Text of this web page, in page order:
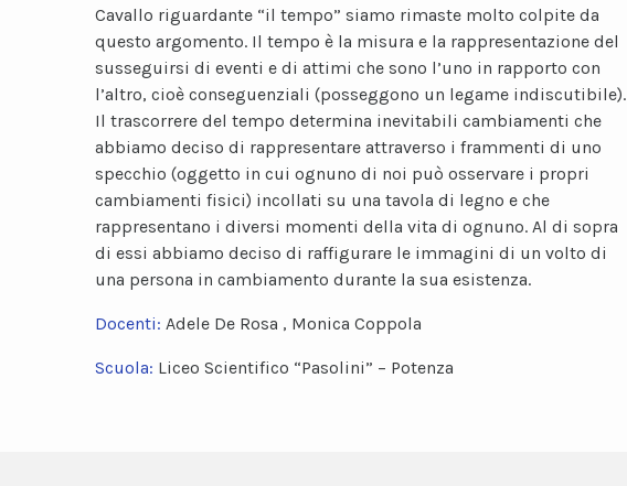
Cavallo riguardante “il tempo” siamo rimaste molto colpite da
questo argomento. Il tempo è la misura e la rappresentazione del
susseguirsi di eventi e di attimi che sono l’uno in rapporto con
l’altro, cioè conseguenziali (posseggono un legame indiscutibile).
Il trascorrere del tempo determina inevitabili cambiamenti che
abbiamo deciso di rappresentare attraverso i frammenti di uno
specchio (oggetto in cui ognuno di noi può osservare i propri
cambiamenti fisici) incollati su una tavola di legno e che
rappresentano i diversi momenti della vita di ognuno. Al di sopra
di essi abbiamo deciso di raffigurare le immagini di un volto di
una persona in cambiamento durante la sua esistenza.
Docenti: Adele De Rosa , Monica Coppola
Scuola: Liceo Scientifico “Pasolini” – Potenza